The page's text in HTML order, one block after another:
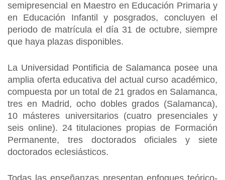
semipresencial en Maestro en Educación Primaria y
en Educación Infantil y posgrados, concluyen el
periodo de matrícula el día 31 de octubre, siempre
que haya plazas disponibles.
La Universidad Pontificia de Salamanca posee una
amplia oferta educativa del actual curso académico,
compuesta por un total de 21 grados en Salamanca,
tres en Madrid, ocho dobles grados (Salamanca),
10 másteres universitarios (cuatro presenciales y
seis online). 24 titulaciones propias de Formación
Permanente, tres doctorados oficiales y siete
doctorados eclesiásticos.
Todas las enseñanzas presentan enfoques teórico-